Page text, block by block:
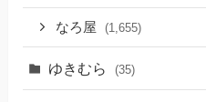
なろ屋 (1,655)
ゆきむら (35)